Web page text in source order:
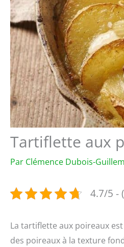
Tartiflette aux
Par Clémence Dubois-
4.7/5 -
La tartiflette aux poireaux
des poireaux à la texture